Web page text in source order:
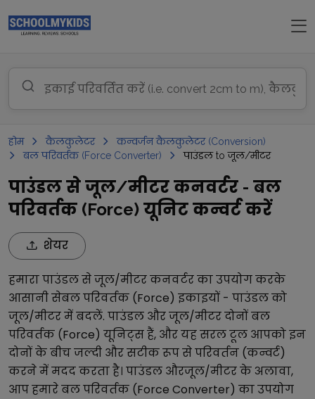
होम कैलकुलेटर
कन्वर्जन कैलकुलेटर (Conversion)
बल परिवर्तक (Force Converter)
पाउंडल to जूल/मीटर
पाउंडल से जूल/मीटर कनवर्टर - बल
परिवर्तक (Force) यूनिट कन्वर्ट करें
शेयर
हमारापाउंडलसेजूल/मीटरकनवर्टर का उपयोग करके
आसानी सेबल परिवर्तक (Force) इकाइयों - पाउंडलको
जूल/मीटरमें बदलें. पाउंडल औरजूल/मीटरदोनोंबल
परिवर्तक (Force) यूनिट्स हैं, और यह सरल टूल आपको इन
दोनों के बीच जल्दी और सटीक रूप से परिवर्तन (कन्वर्ट)
करने में मदद करता है। पाउंडल औरजूल/मीटरके अलावा,
आप हमारेबल परिवर्तक (Force Converter) का उपयोग